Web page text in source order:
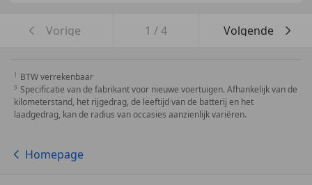
Vorige 1 /4 Volgende
BTW verrekenbaar
Specificatie van de fabrikant voor nieuwe voertuigen. Afhankelijk van de
kilometerstand, het rijgedrag, de leeftijd van de batterij en het
laadgedrag, kan de radius van occasies aanzienlijk variëren.
Homepage